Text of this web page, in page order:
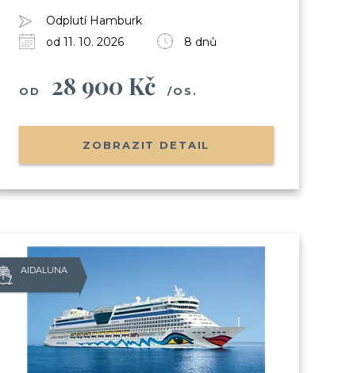
Odplutí Hamburk
od 11. 10. 2026
8 dnů
OD 28 900 Kč /OS.
ZOBRAZIT DETAIL
AIDALUNA